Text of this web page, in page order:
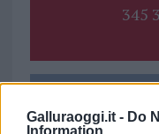
Galluraoggi.it - Do
Information
345